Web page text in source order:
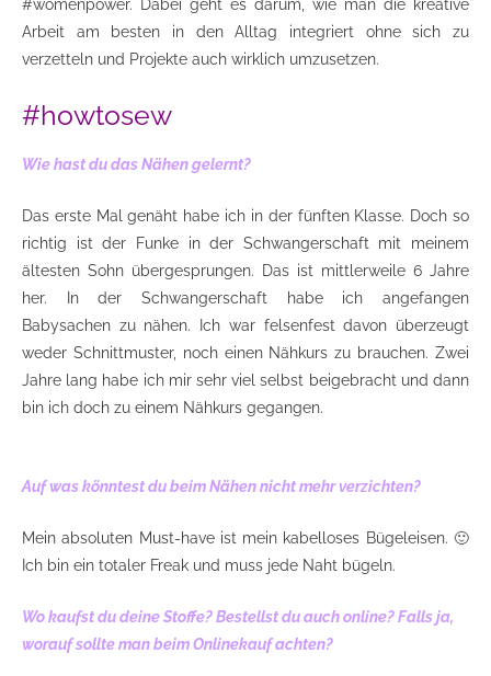
#womenpower. Dabei geht es darum, wie man die kreative
Arbeit am besten in den Alltag integriert ohne sich zu
verzetteln und Projekte auch wirklich umzusetzen.
#howtosew
Wie hast du das Nähen gelernt?
Das erste Mal genäht habe ich in der fünften Klasse. Doch so
richtig ist der Funke in der Schwangerschaft mit meinem
ältesten Sohn übergesprungen. Das ist mittlerweile 6 Jahre
her. In der Schwangerschaft habe ich angefangen
Babysachen zu nähen. Ich war felsenfest davon überzeugt
weder Schnittmuster, noch einen Nähkurs zu brauchen. Zwei
Jahre lang habe ich mir sehr viel selbst beigebracht und dann
bin ich doch zu einem Nähkurs gegangen.
Auf was könntest du beim Nähen nicht mehr verzichten?
Mein absoluten Must-have ist mein kabelloses Bügeleisen. 🙂
Ich bin ein totaler Freak und muss jede Naht bügeln.
Wo kaufst du deine Stoffe? Bestellst du auch online? Falls ja,
worauf sollte man beim Onlinekauf achten?